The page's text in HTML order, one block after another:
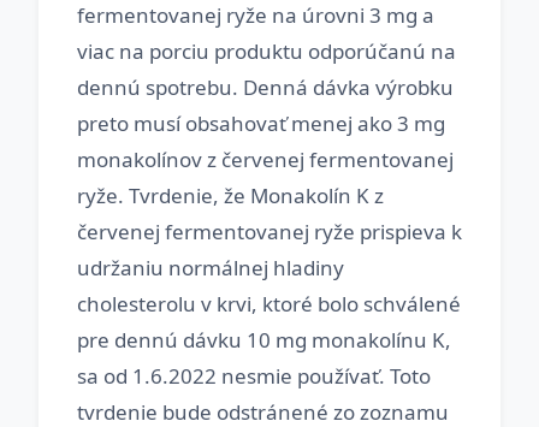
fermentovanej ryže na úrovni 3 mg a
viac na porciu produktu odporúčanú na
dennú spotrebu. Denná dávka výrobku
preto musí obsahovať menej ako 3 mg
monakolínov z červenej fermentovanej
ryže. Tvrdenie, že Monakolín K z
červenej fermentovanej ryže prispieva k
udržaniu normálnej hladiny
cholesterolu v krvi, ktoré bolo schválené
pre dennú dávku 10 mg monakolínu K,
sa od 1.6.2022 nesmie používať. Toto
tvrdenie bude odstránené zo zoznamu